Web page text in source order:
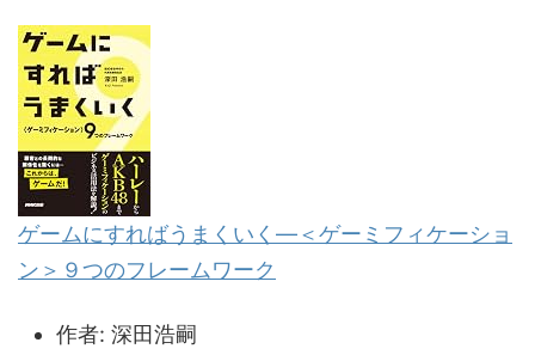
ゲームにすればうまくいく―＜ゲーミフィケーショ
ン＞９つのフレームワーク
作者: 深田浩嗣